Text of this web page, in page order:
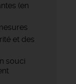
(en
et des
souci